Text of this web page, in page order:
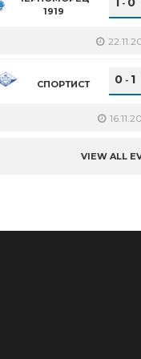
1919
-
СПОРТИСТ 0 - 1
VIEW ALL